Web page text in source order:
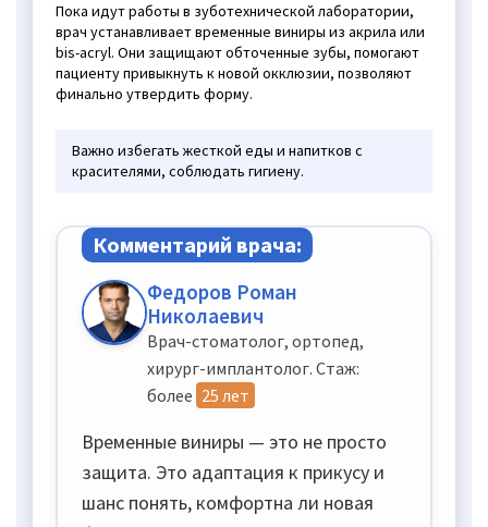
Пока идут работы в зуботехнической лаборатории,
врач устанавливает временные виниры из акрила или
bis-acryl. Они защищают обточенные зубы, помогают
пациенту привыкнуть к новой окклюзии, позволяют
финально утвердить форму.
Важно избегать жесткой еды и напитков с
красителями, соблюдать гигиену.
Комментарий врача:
Федоров Роман
Николаевич
Врач-стоматолог, ортопед,
хирург-имплантолог. Стаж:
более 25 лет
Временные виниры — это не просто
защита. Это адаптация к прикусу и
шанс понять, комфортна ли новая